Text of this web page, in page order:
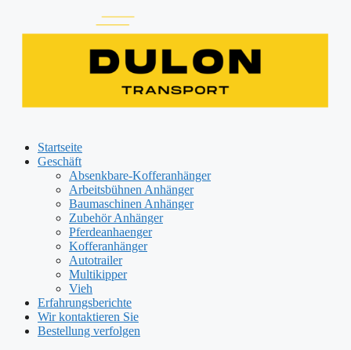
Startseite
Geschäft
Absenkbare-Kofferanhänger
Arbeitsbühnen Anhänger
Baumaschinen Anhänger
Zubehör Anhänger
Pferdeanhaenger
Kofferanhänger
Autotrailer
Multikipper
Vieh
Erfahrungsberichte
Wir kontaktieren Sie
Bestellung verfolgen